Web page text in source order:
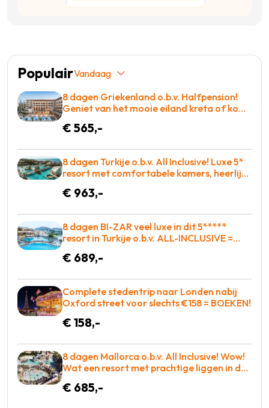
PopulairVandaag
8 dagen Griekenland o.b.v. Halfpension!
Geniet van het mooie eiland kreta of kom
€565 p.p. = BOEKEN
€ 565,-
8 dagen Turkije o.b.v. All Inclusive! Luxe 5*
resort met comfortabele kamers, heerlijk
€ 963,-
8 dagen BI-ZAR veel luxe in dit 5*****
resort in Turkije o.b.v. ALL-INCLUSIVE =
€ 689,-
Complete stedentrip naar Londen nabij
Oxford street voor slechts €158 = BOEKEN!
€ 158,-
8 dagen Mallorca o.b.v. All Inclusive! Wow!
Wat een resort met prachtige liggen in de
WAUW
€ 685,-